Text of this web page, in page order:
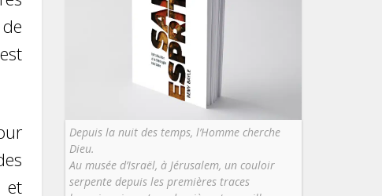
et
Depuis la nuit des temps, l’Homme cherche
Dieu.
Au musée d’Israël, à Jérusalem, un couloir
serpente depuis les premières traces